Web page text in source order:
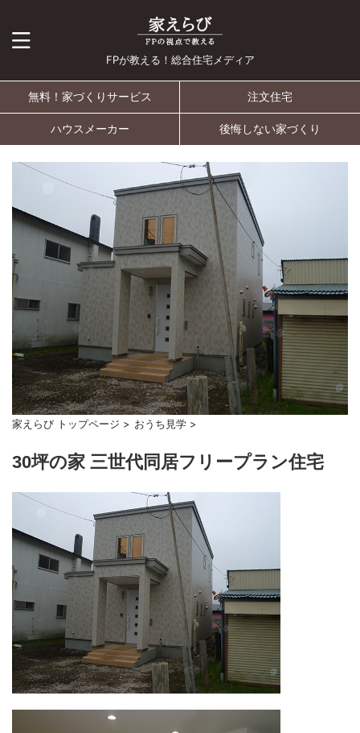
FPが教える！総合住宅メディア
無料！家づくりサービス 注文住宅
ハウスメーカー 後悔しない家づくり
家えらび トップページ > おうち見学 >
30坪の家 三世代同居フリープラン住宅